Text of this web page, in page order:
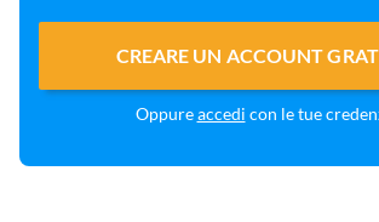
CREARE UN ACCOUNT
Oppureaccedi con le tue